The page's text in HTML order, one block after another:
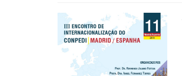
Barra
lateral
de
artigos